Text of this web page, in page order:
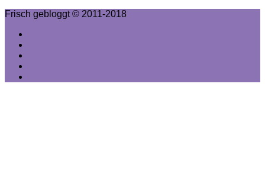
Frisch gebloggt © 2011-2018